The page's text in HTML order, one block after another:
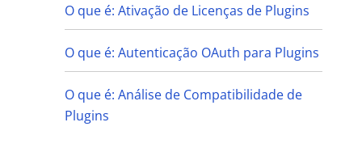
O que é: Ativação de Licenças de Plugins
O que é: Autenticação OAuth para Plugins
O que é: Análise de Compatibilidade de
Plugins